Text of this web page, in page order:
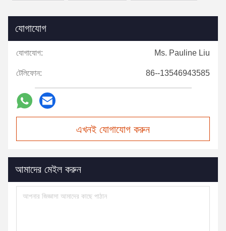
যোগাযোগ
যোগাযোগ: Ms. Pauline Liu
টেলিফোন: 86--13546943585
এখনই যোগাযোগ করুন
আমাদের মেইল করুন